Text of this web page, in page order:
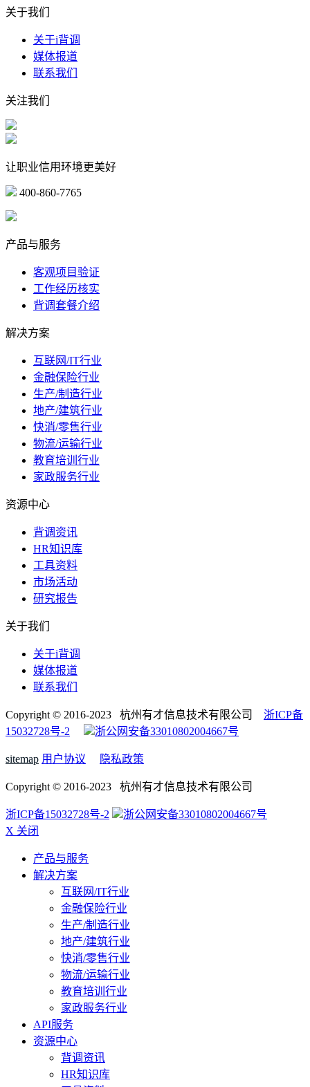
关于我们
关于i背调
媒体报道
联系我们
关注我们
让职业信用环境更美好
400-860-7765
产品与服务
客观项目验证
工作经历核实
背调套餐介绍
解决方案
互联网/IT行业
金融保险行业
生产/制造行业
地产/建筑行业
快消/零售行业
物流/运输行业
教育培训行业
家政服务行业
资源中心
背调资讯
HR知识库
工具资料
市场活动
研究报告
关于我们
关于i背调
媒体报道
联系我们
Copyright © 2016-2023 杭州有才信息技术有限公司 浙ICP备
15032728号-2
浙公网安备33010802004667号
sitemap 用户协议 隐私政策
Copyright © 2016-2023 杭州有才信息技术有限公司
浙ICP备15032728号-2
浙公网安备33010802004667号
X 关闭
产品与服务
解决方案
互联网/IT行业
金融保险行业
生产/制造行业
地产/建筑行业
快消/零售行业
物流/运输行业
教育培训行业
家政服务行业
API服务
资源中心
背调资讯
HR知识库